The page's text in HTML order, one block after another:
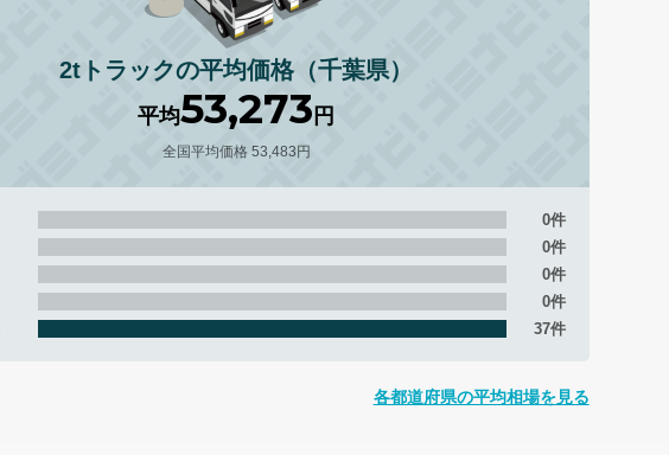
2tトラックの平均価格（千葉県）
平均53,273 円
全国平均価格 53,483円
0件
0件
0件
0件
37件
各都道府県の平均相場を見る